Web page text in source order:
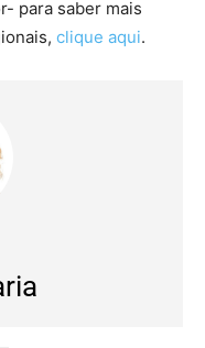
para saber mais
clique aqui.